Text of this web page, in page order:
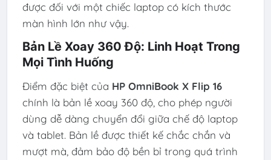
được đối với một chiếc laptop có kích thước
màn hình lớn như vậy.
Bản Lề Xoay 360 Độ: Linh Hoạt Trong
Mọi Tình Huống
Điểm đặc biệt của HP OmniBook X Flip 16
chính là bản lề xoay 360 độ, cho phép người
dùng dễ dàng chuyển đổi giữa chế độ laptop
và tablet. Bản lề được thiết kế chắc chắn và
mượt mà, đảm bảo độ bền bỉ trong quá trình